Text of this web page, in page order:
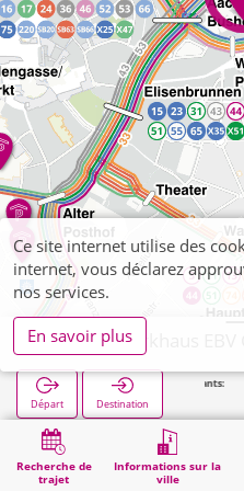
Recherche de
trajet
Informations sur la
ville
Aachen, Parkhaus EBV
Départ Destination
Arrêts suivants:
Démarrage Parkings (autres)
Ce site internet utilise des
internet, vous déclarez
nos services.
En savoir plus